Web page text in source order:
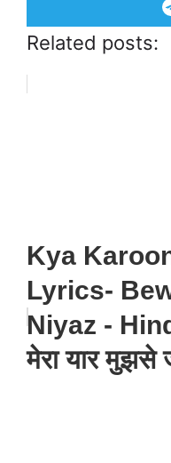
Related posts:
Kya
Lyrics-
Niyaz -
मेरा यार मुझसे